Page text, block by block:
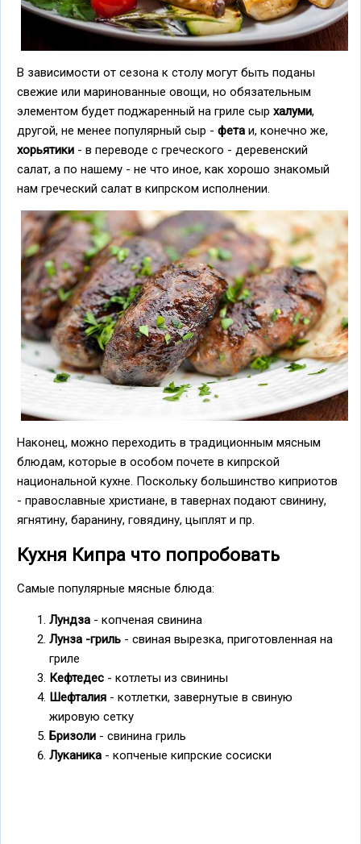
В зависимости от сезона к столу могут быть поданы
свежие или маринованные овощи, но обязательным
элементом будет поджаренный на гриле сыр халуми,
другой, не менее популярный сыр - фета и, конечно же,
хорьятики - в переводе с греческого - деревенский
салат, а по нашему - не что иное, как хорошо знакомый
нам греческий салат в кипрском исполнении.
Наконец, можно переходить в традиционным мясным
блюдам, которые в особом почете в кипрской
национальной кухне. Поскольку большинство киприотов
- православные христиане, в тавернах подают свинину,
ягнятину, баранину, говядину, цыплят и пр.
Кухня Кипра что попробовать
Самые популярные мясные блюда:
Лундза - копченая свинина
Лунза -гриль - свиная вырезка, приготовленная на
гриле
Кефтедес - котлеты из свинины
Шефталия - котлетки, завернутые в свиную
жировую сетку
Бризоли - свинина гриль
Луканика - копченые кипрские сосиски